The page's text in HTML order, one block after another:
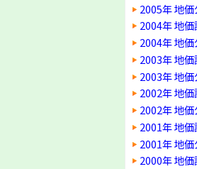
2005年 地価
2004年 地価
2004年 地価
2003年 地価
2003年 地価
2002年 地価
2002年 地価
2001年 地価
2001年 地価
2000年 地価